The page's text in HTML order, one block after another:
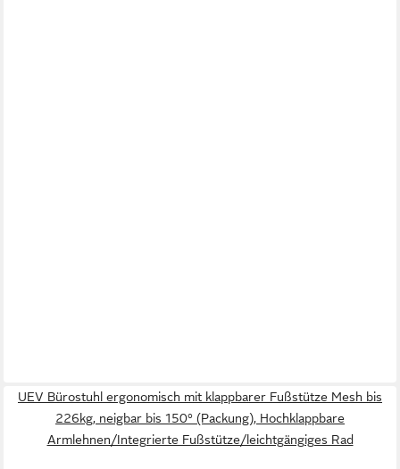
UEV Bürostuhl ergonomisch mit klappbarer Fußstütze Mesh bis
226kg, neigbar bis 150° (Packung), Hochklappbare
Armlehnen/Integrierte Fußstütze/leichtgängiges Rad